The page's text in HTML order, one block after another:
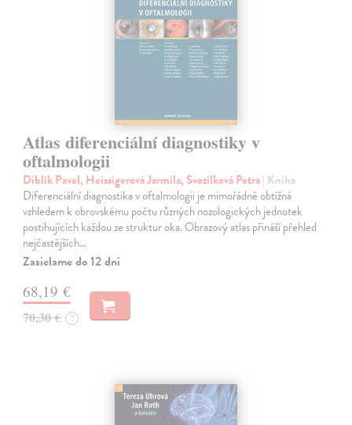
Atlas diferenciální diagnostiky v
oftalmologii
Diblík Pavel, Heissigerová Jarmila, Svozílková Petra| Kniha
Diferenciální diagnostika v oftalmologii je mimořádně obtížná
vzhledem k obrovskému počtu různých nozologických jednotek
postihujících každou ze struktur oka. Obrazový atlas přináší přehled
nejčastějších…
Zasielame do 12 dní
68,19 €
70,30 € ?